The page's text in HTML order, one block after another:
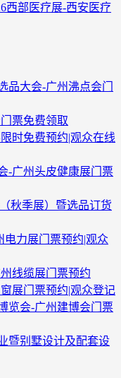
西部医疗展-西安医疗
品大会-广州沸点会门
票免费领取
时免费预约|观众在线
-广州头皮健康展门票
秋季展）暨选品订货
电力展门票预约|观众
线缆展门票预约
展门票预约|观众登记
览会-广州建博会门票
暨别墅设计及配套设